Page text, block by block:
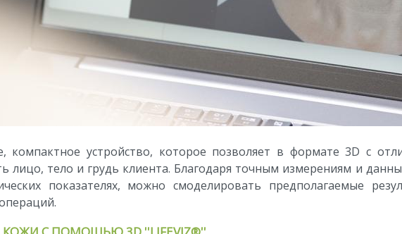
компактное устройство, которое позволяет в формате 3D с
лицо, тело и грудь клиента. Благодаря точным измерениям и
показателях, можно смоделировать предполагаемые